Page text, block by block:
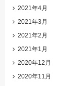
2021年4月
2021年3月
2021年2月
2021年1月
2020年12月
2020年11月